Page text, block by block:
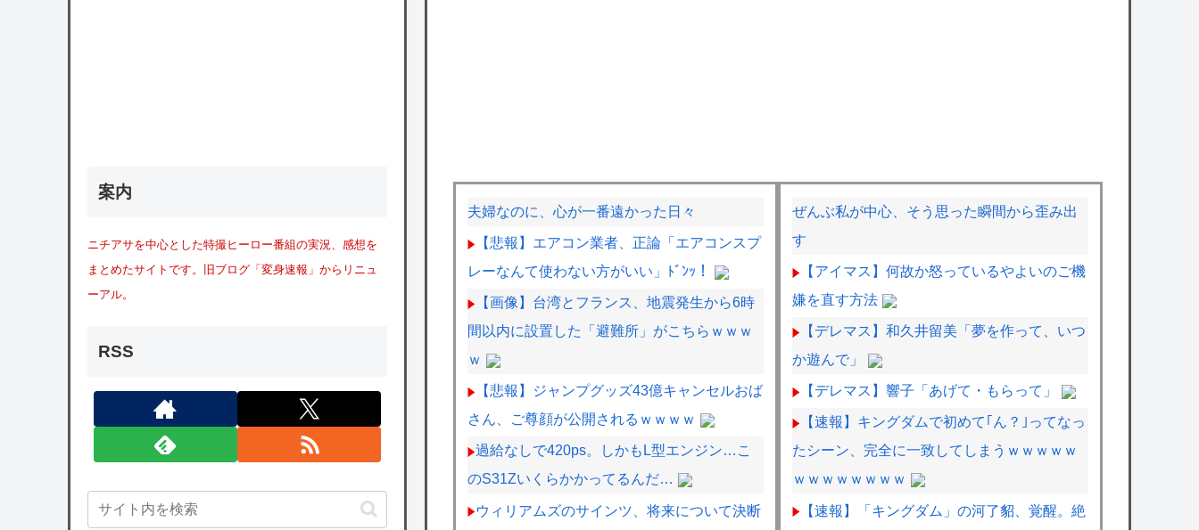
夫婦なのに、心が一番遠かった日々
【悲報】エアコン業者、正論「エアコンスプ
レーなんて使わない方がいい」ﾄﾞﾝｯ！
【画像】台湾とフランス、地震発生から6時
間以内に設置した「避難所」がこちらｗｗｗ
ｗ
【悲報】ジャンプグッズ43億キャンセルおば
さん、ご尊顔が公開されるｗｗｗｗ
過給なしで420ps。しかもL型エンジン…こ
のS31Zいくらかかってるんだ…
ウィリアムズのサインツ、将来について決断
ぜんぶ私が中心、そう思った瞬間から歪み出
す
【アイマス】何故か怒っているやよいのご機
嫌を直す方法
【デレマス】和久井留美「夢を作って、いつ
か遊んで」
【デレマス】響子「あげて・もらって」
【速報】キングダムで初めて｢ん？｣ってなっ
たシーン、完全に一致してしまうｗｗｗｗｗ
ｗｗｗｗｗｗｗｗ
【速報】「キングダム」の河了貂、覚醒。絶
案内
ニチアサを中心とした特撮ヒーロー番組の実況、感想を
まとめたサイトです。旧ブログ「変身速報」からリニュ
ーアル。
RSS